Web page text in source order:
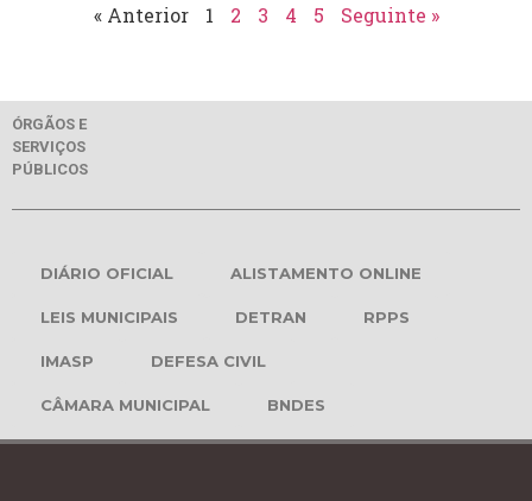
« Anterior 1 2 3 4 5 Seguinte »
ÓRGÃOS E
SERVIÇOS
PÚBLICOS
DIÁRIO OFICIAL ALISTAMENTO ONLINE
LEIS MUNICIPAIS DETRAN RPPS
IMASP DEFESA CIVIL
CÂMARA MUNICIPAL BNDES